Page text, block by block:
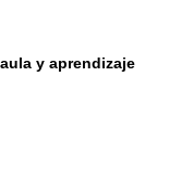
y aprendizaje